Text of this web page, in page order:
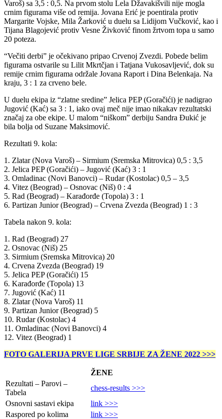
Varoš) sa 3,5 : 0,5. Na prvom stolu Lela Džavakišvili nije mogla
crnim figurama više od remija. Jovana Erić je poentirala protiv
Margarite Vojske, Mila Žarković u duelu sa Lidijom Vučković, kao i
Tijana Blagojević protiv Vesne Živković finom žrtvom topa u samo
20 poteza.
“Večiti derbi” je očekivano pripao Crvenoj Zvezdi. Pobede belim
figurama ostvarile su Lilit Mkrtčjan i Tatjana Vukosavljević, dok su
remije crnim figurama održale Jovana Raport i Dina Belenkaja. Na
kraju, 3 : 1 za crveno bele.
U duelu ekipa iz “zlatne sredine” Jelica PEP (Goračići) je nadigrao
Jugović (Kać) sa 3 : 1, iako ovaj meč nije imao nikakav rezultatski
značaj za obe ekipe. U malom “niškom” derbiju Sandra Đukić je
bila bolja od Suzane Maksimović.
Rezultati 9. kola:
1. Zlatar (Nova Varoš) – Sirmium (Sremska Mitrovica) 0,5 : 3,5
2. Jelica PEP (Goračići) – Jugović (Kać) 3 : 1
3. Omladinac (Novi Banovci) – Rudar (Kostolac) 0,5 – 3,5
4. Vitez (Beograd) – Osnovac (Niš) 0 : 4
5. Rad (Beograd) – Karađorđe (Topola) 3 : 1
6. Partizan Junior (Beograd) – Crvena Zvezda (Beograd) 1 : 3
Tabela nakon 9. kola:
1. Rad (Beograd) 27
2. Osnovac (Niš) 25
3. Sirmium (Sremska Mitrovica) 20
4. Crvena Zvezda (Beograd) 19
5. Jelica PEP (Goračići) 15
6. Karađorđe (Topola) 13
7. Jugović (Kać) 11
8. Zlatar (Nova Varoš) 11
9. Partizan Junior (Beograd) 5
10. Rudar (Kostolac) 4
11. Omladinac (Novi Banovci) 4
12. Vitez (Beograd) 1
FOTO GALERIJA PRVE LIGE SRBIJE ZA ŽENE 2022 >>>
ŽENE
Rezultati – Parovi –
Tabela
chess-results >>>
Osnovni sastavi ekipa
link >>>
Raspored po kolima
link >>>